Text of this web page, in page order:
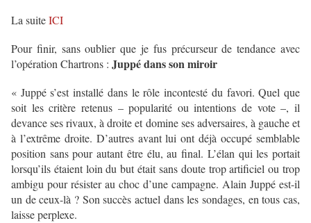
La suiteICI
Pour finir, sans oublier que je fus précurseur de tendance avec
l’opération Chartrons : Juppé dans son miroir
« Juppé s’est installé dans le rôle incontesté du favori. Quel que
soit les critère retenus – popularité ou intentions de vote –, il
devance ses rivaux, à droite et domine ses adversaires, à gauche et
à l’extrême droite. D’autres avant lui ont déjà occupé semblable
position sans pour autant être élu, au final. L’élan qui les portait
lorsqu’ils étaient loin du but était sans doute trop artificiel ou trop
ambigu pour résister au choc d’une campagne. Alain Juppé est-il
un de ceux-là ? Son succès actuel dans les sondages, en tous cas,
laisse perplexe.